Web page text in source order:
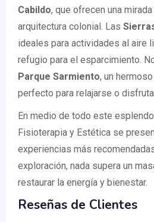
Cabildo, que ofrecen una
arquitectura colonial. Las
ideales para actividades al aire
refugio para el esparcimiento.
Parque Sarmiento, un
perfecto para relajarse o
En medio de todo este
Fisioterapia y Estética se
experiencias más
exploración, nada supera un
restaurar la energía y bienestar.
Reseñas de Clientes